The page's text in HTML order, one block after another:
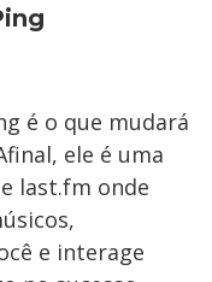
é o que mudará
ele é uma
last.fm onde
e interage